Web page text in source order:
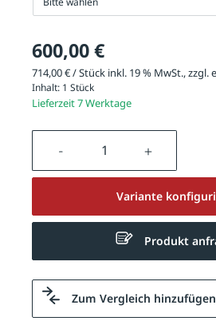
600,00 €
714,00 € / Stück inkl. 19 % MwSt., zzgl.
Inhalt: 1 Stück
Lieferzeit 7 Werktage
Produkt Anzahl: Gib
Variante
Produkt
Zum Vergleich hinzufügen